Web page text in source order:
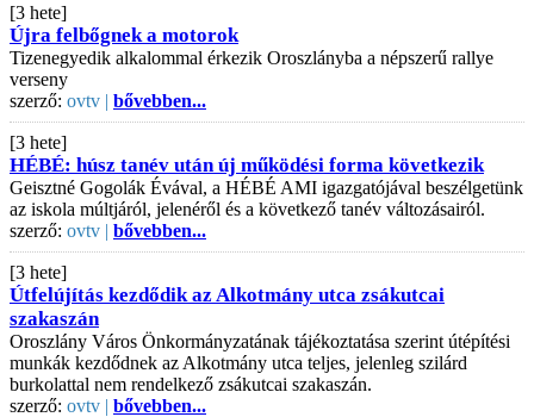
[3 hete]
Újra felbőgnek a motorok
Tizenegyedik alkalommal érkezik Oroszlányba a népszerű rallye
verseny
szerző: ovtv | bővebben...
[3 hete]
HÉBÉ: húsz tanév után új működési forma következik
Geisztné Gogolák Évával, a HÉBÉ AMI igazgatójával beszélgetünk
az iskola múltjáról, jelenéről és a következő tanév változásairól.
szerző: ovtv | bővebben...
[3 hete]
Útfelújítás kezdődik az Alkotmány utca zsákutcai
szakaszán
Oroszlány Város Önkormányzatának tájékoztatása szerint útépítési
munkák kezdődnek az Alkotmány utca teljes, jelenleg szilárd
burkolattal nem rendelkező zsákutcai szakaszán.
szerző: ovtv | bővebben...